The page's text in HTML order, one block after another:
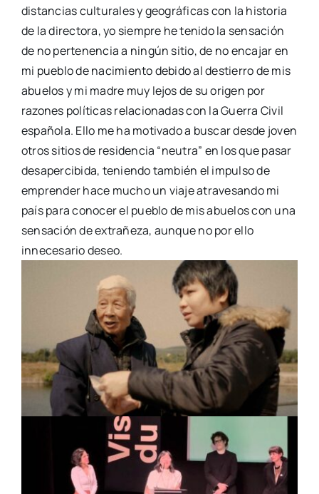
distancias culturales y geográficas con la historia
de la directora, yo siempre he tenido la sensación
de no pertenencia a ningún sitio, de no encajar en
mi pueblo de nacimiento debido al destierro de mis
abuelos y mi madre muy lejos de su origen por
razones políticas relacionadas con la Guerra Civil
española. Ello me ha motivado a buscar desde joven
otros sitios de residencia “neutra” en los que pasar
desapercibida, teniendo también el impulso de
emprender hace mucho un viaje atravesando mi
país para conocer el pueblo de mis abuelos con una
sensación de extrañeza, aunque no por ello
innecesario deseo.